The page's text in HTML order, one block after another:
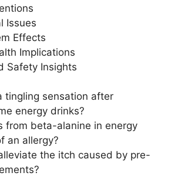
Issues
Effects
Implications
Safety Insights
tingling sensation after
energy drinks?
from beta-alanine in energy
an allergy?
the itch caused by pre-